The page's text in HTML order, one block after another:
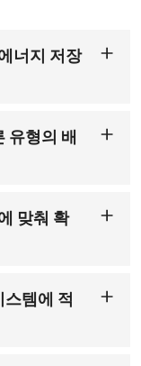
로 제작되어 열 폭
이상의 충전 주기
에너지 저장을 위
는 것 이상의 의미
도 의미합니다.
클라우드 기반 모
너지 저장
에너지 저장을 제
을 준수하여 신뢰
식 설계는 확장성
유형의 배
택 소유자에게 더
또한 가볍고 컴팩
, 특히 공간을 의
맞춰 확
에 유연한 솔루션이
에도 사용할 수 있
수 있습니다.
템에 적